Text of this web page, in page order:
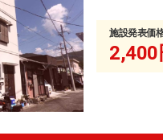
施設発表価
2,400